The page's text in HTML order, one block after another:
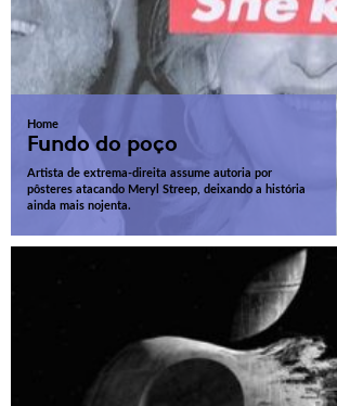
Home
Fundo do poço
Artista de extrema-direita assume autoria por
pôsteres atacando Meryl Streep, deixando a história
ainda mais nojenta.